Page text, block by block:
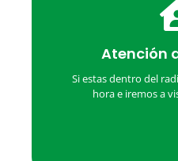
Atención
Si estas dentro del
hora e iremos a
Pide
Agenda tu hora y